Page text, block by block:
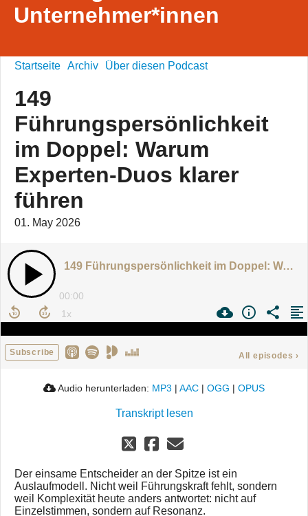
Unternehmer*innen
Startseite Archiv Über diesen Podcast
149
Führungspersönlichkeit
im Doppel: Warum
Experten-Duos klarer
führen
01. May 2026
149 Führungspersönlichkeit im Doppel: Warum Experten-Duos klarer führen
00:00
Subscribe All episodes ›
Audio herunterladen: MP3 | AAC | OGG | OPUS
Transkript lesen
Der einsame Entscheider an der Spitze ist ein
Auslaufmodell. Nicht weil Führungskraft fehlt, sondern
weil Komplexität heute anders antwortet: nicht auf
Einzelstimmen, sondern auf Resonanz.